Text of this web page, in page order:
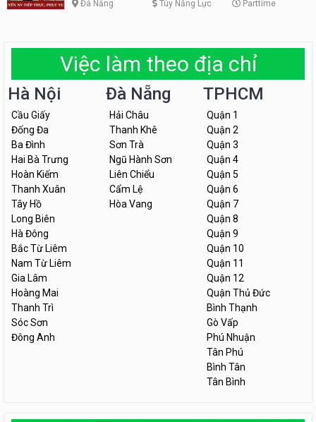
Đà Nẵng Tùy Năng Lực Parttime
Việc làm theo địa chỉ
Hà Nội
Cầu Giấy
Đống Đa
Ba Đình
Hai Bà Trưng
Hoàn Kiếm
Thanh Xuân
Tây Hồ
Long Biên
Hà Đông
Bắc Từ Liêm
Nam Từ Liêm
Gia Lâm
Hoàng Mai
Thanh Trì
Sóc Sơn
Đông Anh
Đà Nẵng
Hải Châu
Thanh Khê
Sơn Trà
Ngũ Hành Sơn
Liên Chiểu
Cẩm Lệ
Hòa Vang
TPHCM
Quận 1
Quận 2
Quận 3
Quận 4
Quận 5
Quận 6
Quận 7
Quận 8
Quận 9
Quận 10
Quận 11
Quận 12
Quận Thủ Đức
Bình Thạnh
Gò Vấp
Phú Nhuận
Tân Phú
Bình Tân
Tân Bình